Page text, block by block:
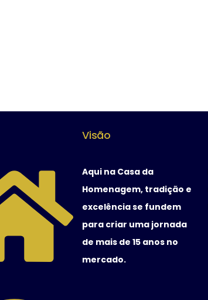
Visão
Aqui na Casa da
Homenagem, tradição e
excelência se fundem
para criar uma jornada
de mais de 15 anos no
mercado.